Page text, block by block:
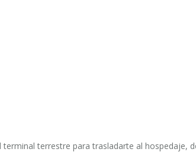
terrestre para trasladarte al hospedaje,